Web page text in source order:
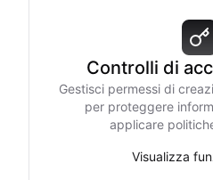
Controlli di
Gestisci permessi di
per proteggere
applicare
Visualizza